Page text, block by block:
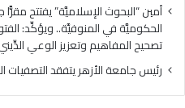
أمين “البحوث الإسلاميَّة” يفتتح
الحكوميَّة في المنوفيَّة.. ويؤكِّد:
تصحيح المفاهيم وتعزيز الوعي
رئيس جامعة الأزهر يتفقد التصفيات